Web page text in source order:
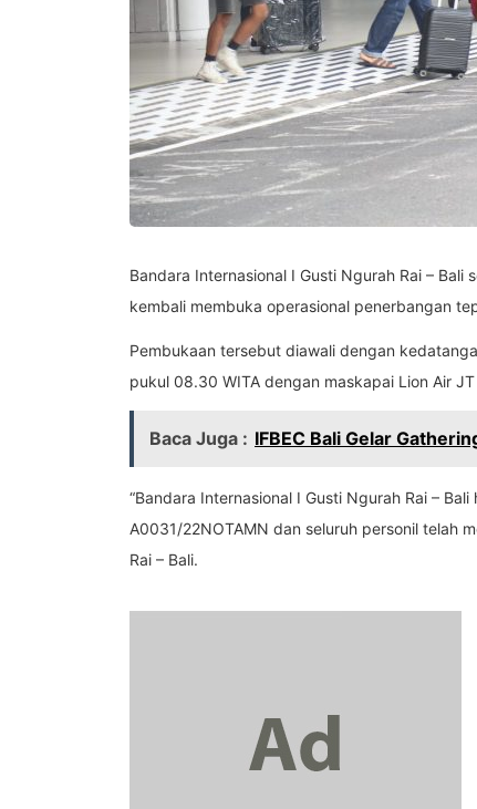
Bandara Internasional I Gusti Ngurah Rai –
kembali membuka operasional penerbangan
Pembukaan tersebut diawali dengan
pukul 08.30 WITA dengan maskapai Lion Air
Baca Juga : IFBEC Bali Gelar
“Bandara Internasional I Gusti Ngurah Rai –
A0031/22NOTAMN dan seluruh personil telah
Rai – Bali.